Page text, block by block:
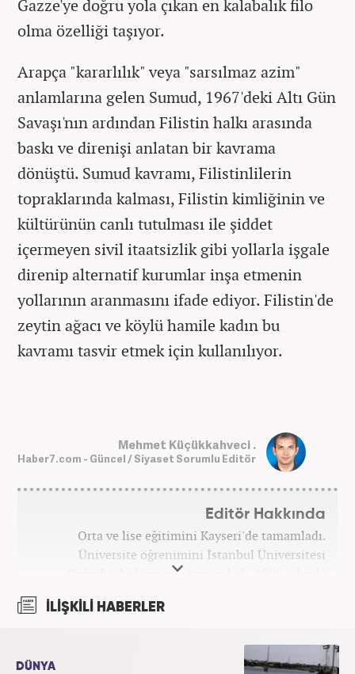
Gazze'ye doğru yola çıkan en kalabalık filo
olma özelliği taşıyor.
Arapça "kararlılık" veya "sarsılmaz azim"
anlamlarına gelen Sumud, 1967'deki Altı Gün
Savaşı'nın ardından Filistin halkı arasında
baskı ve direnişi anlatan bir kavrama
dönüştü. Sumud kavramı, Filistinlilerin
topraklarında kalması, Filistin kimliğinin ve
kültürünün canlı tutulması ile şiddet
içermeyen sivil itaatsizlik gibi yollarla işgale
direnip alternatif kurumlar inşa etmenin
yollarının aranmasını ifade ediyor. Filistin'de
zeytin ağacı ve köylü hamile kadın bu
kavramı tasvir etmek için kullanılıyor.
Mehmet Küçükkahveci .
Haber7.com - Güncel / Siyaset Sorumlu Editör
Editör Hakkında
Orta ve lise eğitimini Kayseri'de tamamladı.
Üniversite öğrenimini İstanbul Üniversitesi
Coğrafya bölümünde tamamladı. 2008 yılında
attı. 15 yıllık profesyonel editörlük kariyerinde tüm
Haber7.com'da 'Güncel/Siyaset Sorumlu Editörü'
olarak devam etmektedir.
İLİŞKİLİ HABERLER
DÜNYA